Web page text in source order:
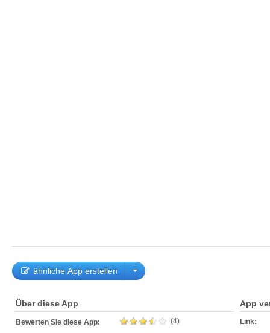
ähnliche App erstellen
Über diese App
Bewerten Sie diese App: (4)
App
Link: